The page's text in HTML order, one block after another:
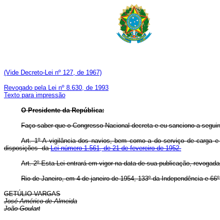
(Vide Decreto-Lei nº 127, de 1967)
Revogado pela Lei nº 8.630, de 1993
Texto para impressão
O Presidente da República:
Faço saber que o Congresso Nacional decreta e eu sanciono a
Art. 1º A vigilância dos navios, bem como a do serviço de carga
disposições daLei número 1.561, de 21 de fevereiro de 1952.
Art. 2º Esta Lei entrará em vigor na data de sua publicação,
Rio de Janeiro, em 4 de janeiro de 1954, 133º da Independência e
GETÚLIO VARGAS
José Américo de Almeida
João Goulart